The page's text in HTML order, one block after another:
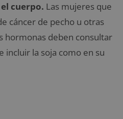
cuerpo. Las mujeres que
cáncer de pecho u otras
hormonas deben consultar
incluir la soja como en su